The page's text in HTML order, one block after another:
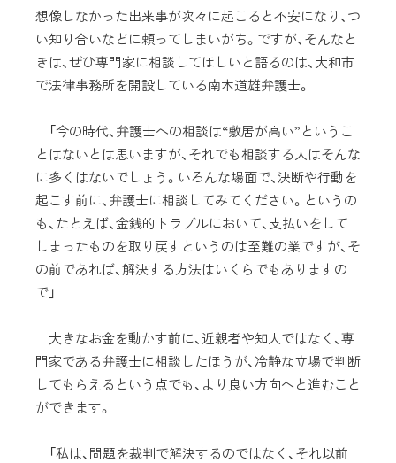
想像しなかった出来事が次々に起こると不安になり、つ
い知り合いなどに頼ってしまいがち。ですが、そんなと
きは、ぜひ専門家に相談してほしいと語るのは、大和市
で法律事務所を開設している南木道雄弁護士。
「今の時代、弁護士への相談は“敷居が高い”というこ
とはないとは思いますが、それでも相談する人はそんな
に多くはないでしょう。いろんな場面で、決断や行動を
起こす前に、弁護士に相談してみてください。というの
も、たとえば、金銭的トラブルにおいて、支払いをして
しまったものを取り戻すというのは至難の業ですが、そ
の前であれば、解決する方法はいくらでもありますの
で」
大きなお金を動かす前に、近親者や知人ではなく、専
門家である弁護士に相談したほうが、冷静な立場で判断
してもらえるという点でも、より良い方向へと進むこと
ができます。
「私は、問題を裁判で解決するのではなく、それ以前